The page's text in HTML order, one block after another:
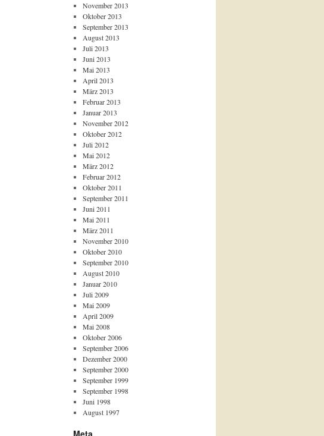
November 2013
Oktober 2013
September 2013
August 2013
Juli 2013
Juni 2013
Mai 2013
April 2013
März 2013
Februar 2013
Januar 2013
November 2012
Oktober 2012
Juli 2012
Mai 2012
März 2012
Februar 2012
Oktober 2011
September 2011
Juni 2011
Mai 2011
März 2011
November 2010
Oktober 2010
September 2010
August 2010
Januar 2010
Juli 2009
Mai 2009
April 2009
Mai 2008
Oktober 2006
September 2006
Dezember 2000
September 2000
September 1999
September 1998
Juni 1998
August 1997
Meta